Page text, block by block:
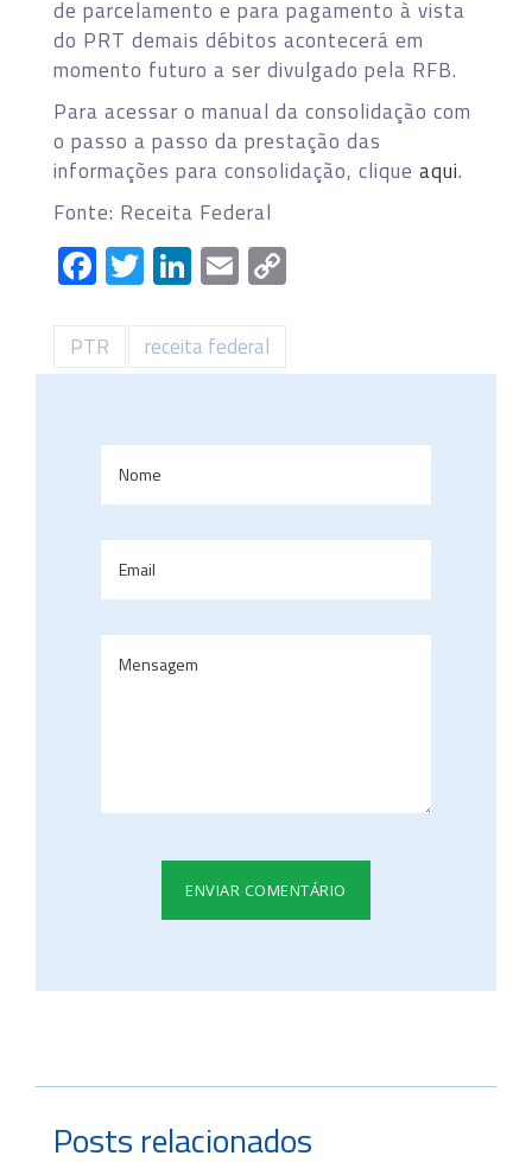
de parcelamento e para pagamento à vista
do PRT demais débitos acontecerá em
momento futuro a ser divulgado pela RFB.
Para acessar o manual da consolidação com
o passo a passo da prestação das
informações para consolidação, clique aqui.
Fonte: Receita Federal
Facebook
Twitter
LinkedIn
Email
PTR receita federal
Posts relacionados